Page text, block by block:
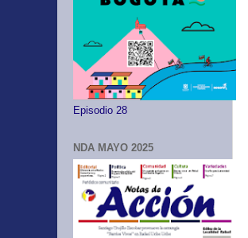
Episodio 28
NDA MAYO 2025